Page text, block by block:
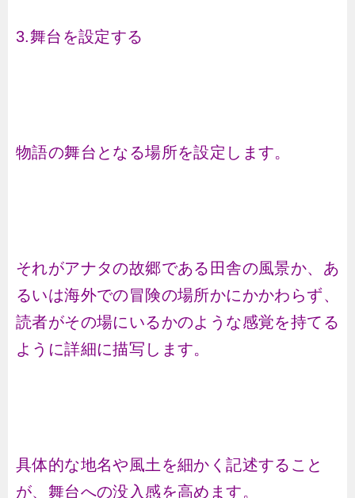
3.舞台を設定する
物語の舞台となる場所を設定します。
それがアナタの故郷である田舎の風景か、あ
るいは海外での冒険の場所かにかかわらず、
読者がその場にいるかのような感覚を持てる
ように詳細に描写します。
具体的な地名や風土を細かく記述すること
が、舞台への没入感を高めます。